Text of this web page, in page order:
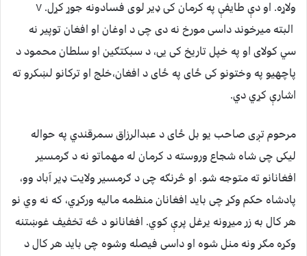
ولاړه. او دې طایفې په کرمان کی ډیر لوی فسادونه جوړ کړل. ۷
البته میرخوند داسی مورخ نه دی چی د اوغان او افغان توپیر نه
سي کولای او په خپل تاریخ کی یی، د سبکتګین او سلطان محمود د
پاچهیو په وختونو کی ځای په ځای د افغان،خلج او ترکانو لښکرو ته
اشارې کړي دي.
مرحوم تږی صاحب یو بل ځای د عبدالرزاق سمرقندي په حواله
لیکی چی شاه شجاع وروسته د کرمان له مهماتو نه د ګرمسیر
افغانانو ته متوجه شو. او څرنګه چی د ګرمسیر ولایت ډیر آباد وو،
پادشاه حکم وکړ چی باید افغانان منظمه مالیه ورکړي، که نه وي نو
هر کال به زر میړونه یرغل پرې کوي. افغانانو د څه تخفیف غوښتنه
وکړه مګر ونه منل شوه او داسی فیصله وشوه چی باید هر کال د